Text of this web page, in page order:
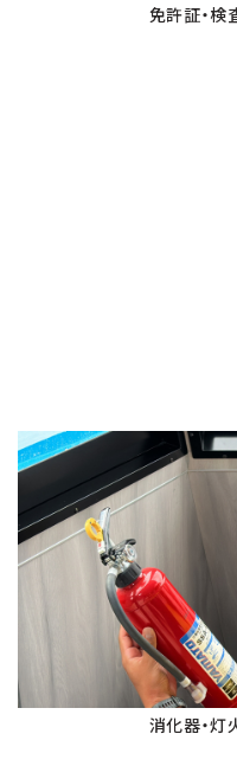
免許証・
消化器・